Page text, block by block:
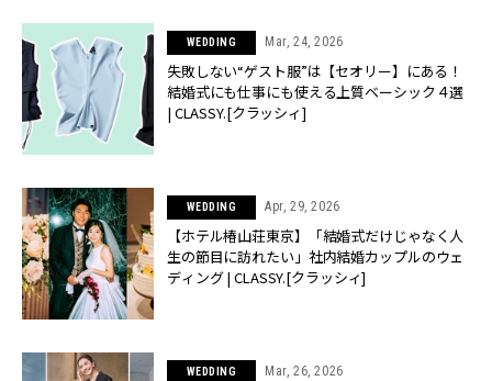
WEDDING Mar, 24, 2026
失敗しない“ゲスト服”は【セオリー】にある！
結婚式にも仕事にも使える上質ベーシック４選
| CLASSY.[クラッシィ]
WEDDING Apr, 29, 2026
【ホテル椿山荘東京】「結婚式だけじゃなく人
生の節目に訪れたい」社内結婚カップルのウェ
ディング | CLASSY.[クラッシィ]
WEDDING Mar, 26, 2026